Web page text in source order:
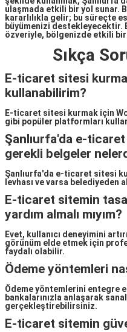
ulaşmada etkili bir yol sunar.
kararlılıkla gelir; bu süreçte
büyümenizi destekleyecektir.
özveriyle, bölgenizde etkili
Sıkça
E-ticaret sitesi
kullanabilirim?
E-ticaret sitesi kurmak için
gibi popüler platformları
Şanlıurfa'da e-
gerekli belgeler
Şanlıurfa'da e-ticaret sitesi
levhası ve varsa
E-ticaret sitemin
yardım almalı mıyım?
Evet, kullanıcı deneyimini
görünüm elde etmek için
faydalı olabilir.
Ödeme yöntemleri
Ödeme yöntemlerini entegre
bankalarınızla anlaşarak
gerçekleştirebilirsiniz.
E-ticaret sitemin